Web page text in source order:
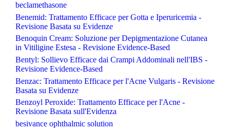
beclamethasone
Benemid: Trattamento Efficace per Gotta e Iperuricemia -
Revisione Basata su Evidenze
Benoquin Cream: Soluzione per Depigmentazione Cutanea
in Vitiligine Estesa - Revisione Evidence-Based
Bentyl: Sollievo Efficace dai Crampi Addominali nell'IBS -
Revisione Evidence-Based
Benzac: Trattamento Efficace per l'Acne Vulgaris - Revisione
Basata su Evidenze
Benzoyl Peroxide: Trattamento Efficace per l'Acne -
Revisione Basata sull'Evidenza
besivance ophthalmic solution